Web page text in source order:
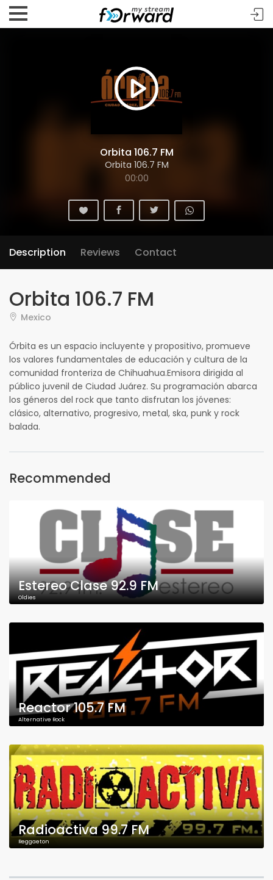
Orbita 106.7 FM
Orbita 106.7 FM
00:00
Description Reviews Contact
Orbita 106.7 FM
Mexico
Órbita es un espacio incluyente y propositivo, promueve
los valores fundamentales de educación y cultura de la
comunidad fronteriza de Chihuahua.Emisora dirigida al
público juvenil de Ciudad Juárez. Su programación abarca
los géneros del rock que tanto disfrutan los jóvenes:
clásico, alternativo, progresivo, metal, ska, punk y rock
balada.
Recommended
Estereo Clase 92.9 FM
Oldies
Reactor 105.7 FM
Alternative Rock
Radioactiva 99.7 FM
Reggaeton